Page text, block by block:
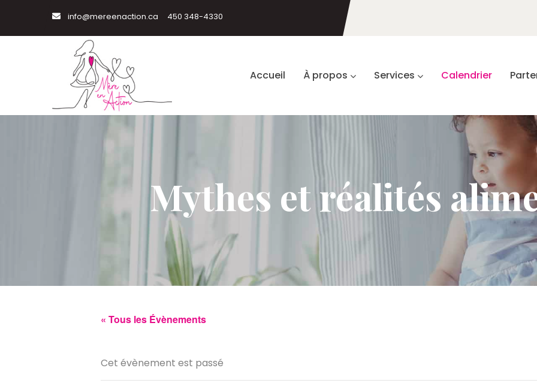
info@mereenaction.ca 450 348-4330
Accueil À propos Services Calendrier
Mythes et réalités
« Tous les Évènements
Cet évènement est passé